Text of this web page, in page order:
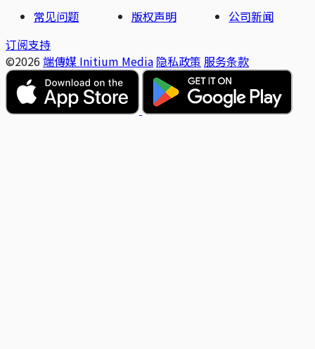
常见问题
版权声明
公司新闻
订阅支持
©2026 端傳媒 Initium Media 隐私政策 服务条款